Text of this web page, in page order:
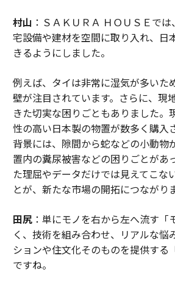
村山 ：ＳＡＫＵＲＡ ＨＯＵＳＥで
宅設備や建材を空間に取り入れ、日
きるようにしました。
例えば、タイは非常に湿気が多いた
壁が注目されています。さらに、現
きた切実な困りごともありました。
性の高い日本製の物置が数多く購入
背景には、隙間から蛇などの小動物
置内の糞尿被害などの困りごとがあ
た理屈やデータだけでは見えてこな
とが、新たな市場の開拓につながり
田尻：単にモノを右から左へ流す「
く、技術を組み合わせ、リアルな悩
ションや住文化そのものを提供する
ですね。